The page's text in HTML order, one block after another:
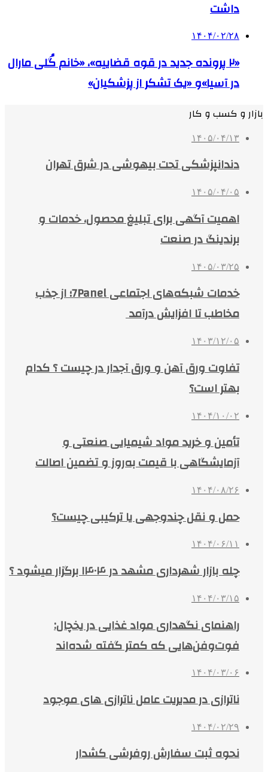
داشت
۱۴۰۴/۰۲/۲۸
«۲ پرونده جدید در قوه قضاییه»، «خانم گُلی مارال
در آسیا»و «یک تشکر از پزشکیان»
بازار و کسب و کار
۱۴۰۵/۰۴/۱۳
دندانپزشکی تحت بیهوشی در شرق تهران
۱۴۰۵/۰۴/۰۵
اهمیت آگهی برای تبلیغ محصول، خدمات و
برندینگ در صنعت
۱۴۰۵/۰۳/۲۵
خدمات شبکه‌های اجتماعی 7Panel؛ از جذب
مخاطب تا افزایش درآمد
۱۴۰۳/۱۲/۰۵
تفاوت ورق آهن و ورق آجدار در چیست ؟ کدام
بهتر است؟
۱۴۰۴/۱۰/۰۲
تأمین و خرید مواد شیمیایی صنعتی و
آزمایشگاهی با قیمت به‌روز و تضمین اصالت
۱۴۰۴/۰۸/۲۶
حمل و نقل چندوجهی یا ترکیبی چیست؟
۱۴۰۴/۰۶/۱۱
چله بازار شهرداری مشهد در ۱۴۰۴ برگزار میشود ؟
۱۴۰۴/۰۳/۱۵
راهنمای نگهداری مواد غذایی در یخچال:
فوت‌وفن‌هایی که کمتر گفته شده‌اند
۱۴۰۴/۰۳/۰۶
ناترازی در مدیریت عامل ناترازی های موجود
۱۴۰۴/۰۲/۲۹
نحوه ثبت سفارش روفرشی کشدار